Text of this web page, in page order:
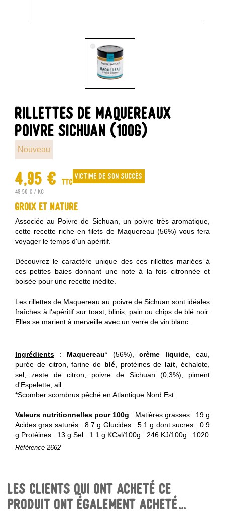
RILLETTES DE MAQUEREAUX
POIVRE SICHUAN (100G)
Nouveau
4,95 € TTC
49,50 € / kg
Victime de son succès
Groix et Nature
Associée au Poivre de Sichuan, un poivre très aromatique,
cette recette riche en filets de Maquereau (56%) vous fera
voyager le temps d'un apéritif.
Découvrez le caractère unique des ces rillettes mariées à
ces petites baies donnant une note à la fois citronnée et
boisée pour une recette inédite.
Les rillettes de Maquereau au poivre de Sichuan sont idéales
fraîches à l'apéritif sur toast, blinis, pain ou chips de blé noir.
Elles se marient à merveille avec un verre de vin blanc.
Ingrédients : Maquereau* (56%), crème liquide, eau,
purée de citron, farine de blé, protéines de lait , échalote,
sel, zeste de citron, poivre de Sichuan (0,3%), piment
d'Espelette, ail.
*Scomber scombrus pêché en Atlantique Nord Est.
Valeurs nutritionnelles pour 100g : Matières grasses : 19 g
Acides gras saturés : 8.7 g Glucides : 5.1 g dont sucres : 0.9
g Protéines : 13 g Sel : 1.1 g KCal/100g : 246 KJ/100g : 1020
Référence 2662
Les clients qui ont acheté ce
produit ont également acheté...